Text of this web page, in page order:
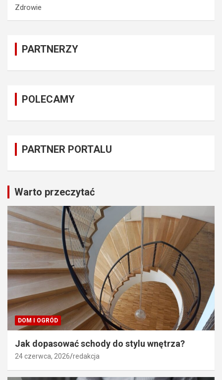
Zdrowie
PARTNERZY
POLECAMY
PARTNER PORTALU
Warto przeczytać
DOM I OGRÓD
Jak dopasować schody do stylu wnętrza?
24 czerwca, 2026 redakcja